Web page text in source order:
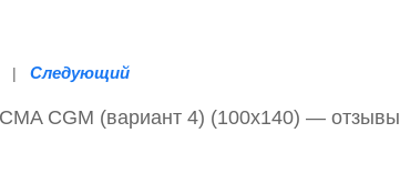
| Следующий
СGM (вариант 4) (100х140) — отзывы